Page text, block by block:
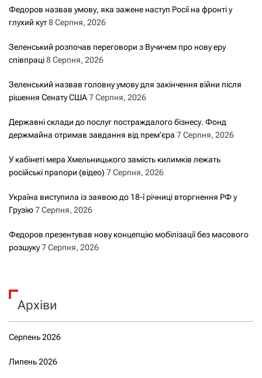
Федоров назвав умову, яка зажене наступ Росії на фронті у
глухий кут8 Серпня, 2026
Зеленський розпочав переговори з Вучичем про нову еру
співпраці8 Серпня, 2026
Зеленський назвав головну умову для закінчення війни після
рішення Сенату США7 Серпня, 2026
Державні склади до послуг постраждалого бізнесу. Фонд
держмайна отримав завдання від прем’єра 7 Серпня, 2026
У кабінеті мера Хмельницького замість килимків лежать
російські прапори (відео) 7 Серпня, 2026
Україна виступила із заявою до 18-ї річниці вторгнення РФ у
Грузію7 Серпня, 2026
Федоров презентував нову концепцію мобілізації без масового
розшуку7 Серпня, 2026
Архіви
Серпень 2026
Липень 2026